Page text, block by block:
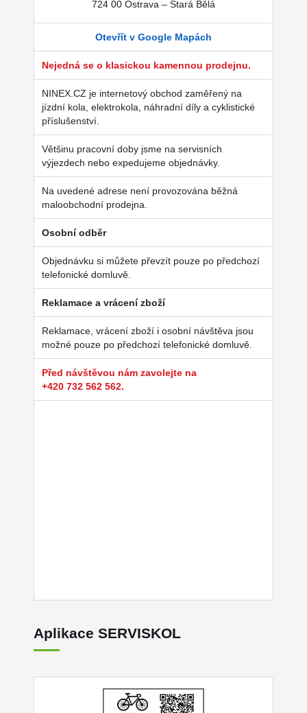
724 00 Ostrava – Stará Bělá
Otevřít v Google Mapách
Nejedná se o klasickou kamennou prodejnu.
NINEX.CZ je internetový obchod zaměřený na
jízdní kola, elektrokola, náhradní díly a cyklistické
příslušenství.
Většinu pracovní doby jsme na servisních
výjezdech nebo expedujeme objednávky.
Na uvedené adrese není provozována běžná
maloobchodní prodejna.
Osobní odběr
Objednávku si můžete převzít pouze po předchozí
telefonické domluvě.
Reklamace a vrácení zboží
Reklamace, vrácení zboží i osobní návštěva jsou
možné pouze po předchozí telefonické domluvě.
Před návštěvou nám zavolejte na
+420 732 562 562.
Aplikace SERVISKOL